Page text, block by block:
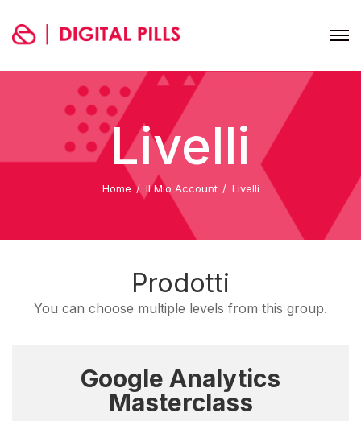
Livelli
Home Il Mio Account Livelli
Prodotti
You can choose multiple levels from this group.
Google Analytics
Masterclass